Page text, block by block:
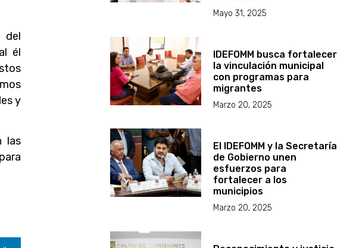
del
él
y
las
Mayo 31, 2025
IDEFOMM busca fortalecer
la vinculación municipal
con programas para
migrantes
Marzo 20, 2025
El IDEFOMM y la Secretaría
de Gobierno unen
esfuerzos para
fortalecer a los
municipios
Marzo 20, 2025